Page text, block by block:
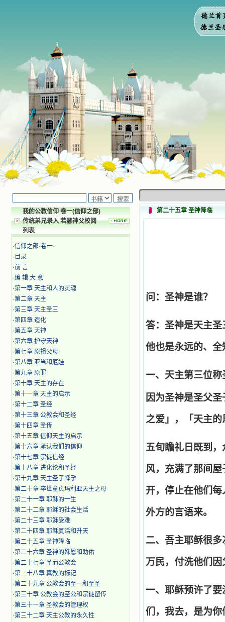
我的公教信仰 卷一(信仰之部)
传统弟兄录入 若瑟神父校阅
列表
·信仰之部·卷一·
· 目录
·前 言
·编 辑 大 意
·第一章 天主和人的灵魂
·第二章 天主
·第三章 天主圣三
·第四章 造化
·第五章 天神
·​第六章 护守天神
·第七章 原祖父母
·​第八章 亚当和厄娃
·第九章 原罪
·第十章 天主的存在
·第十一章 天主的启示
·第十二章 圣经
·第十三章 公教会和圣经
·第十四章 圣传
·第十五章 信仰天主的启示
·第十六章 承认我们的信仰
·第十七章 宗徒信经
·第十八章 进化论和圣经
·第十九章 天主圣子降孕
·第二十章 卒世童贞玛利亚天主之母
·第二十一章 耶稣的一生
·第二十二章 耶稣的社会生活
·第二十三章 耶稣受难
·第二十四章 耶稣复活和升天
·第二十五章 圣神降临
·第二十六章 圣神的殊恩和助佑
·第二十七章 圣而公教会
·第二十八章 真教的标记
·第二十九章 公教会的至一和至圣
·第三十章 公教会的至公和宗徒留传
·第三十一章 圣教会的管理权
·第三十二章 天主公教的永久性
第二十五章 圣神降临
问：圣神是谁？
答：圣神是天主
他也是永远的、
一、天主第三位
因为圣神是圣父
之爱」，「天主的
五旬瞻礼日既到
风，充满了那间
开，停止在他们
外方的言语来。
二、吾主耶稣很
万民，付洗他们
一、耶稣预许了
们，我去，是为